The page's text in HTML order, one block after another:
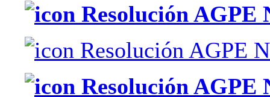
Resolución AGPE
Resolución AGPE
Resolución AGPE